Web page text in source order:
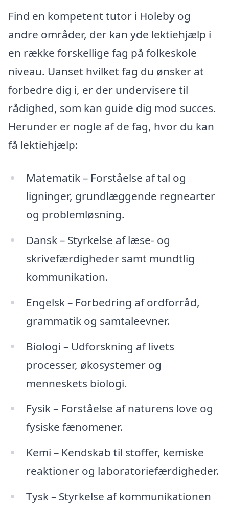
Find en kompetent tutor i Holeby og
andre områder, der kan yde lektiehjælp i
en række forskellige fag på folkeskole
niveau. Uanset hvilket fag du ønsker at
forbedre dig i, er der undervisere til
rådighed, som kan guide dig mod succes.
Herunder er nogle af de fag, hvor du kan
få lektiehjælp:
Matematik – Forståelse af tal og
ligninger, grundlæggende regnearter
og problemløsning.
Dansk – Styrkelse af læse- og
skrivefærdigheder samt mundtlig
kommunikation.
Engelsk – Forbedring af ordforråd,
grammatik og samtaleevner.
Biologi – Udforskning af livets
processer, økosystemer og
menneskets biologi.
Fysik – Forståelse af naturens love og
fysiske fænomener.
Kemi – Kendskab til stoffer, kemiske
reaktioner og laboratoriefærdigheder.
Tysk – Styrkelse af kommunikationen